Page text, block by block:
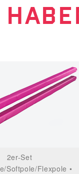
2er-Set
Softpole/Flexpole •